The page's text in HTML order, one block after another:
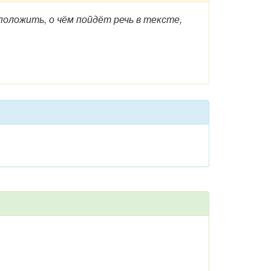
о чём пойдёт речь в тексте,